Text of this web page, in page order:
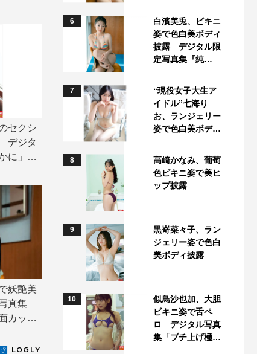
セクシ
デジタ
に」誌
妖艶美
真集
カット
6
白濱美兎、ビキニ
姿で色白美ボディ
披露 デジタル限
定写真集『純…
7
“現役女子大生ア
イドル”七海り
お、ランジェリー
姿で色白美ボデ…
8
高崎かなみ、葡萄
色ビキニ姿で美ヒ
ップ披露
9
黒嵜菜々子、ラン
ジェリー姿で色白
美ボディ披露
10
似鳥沙也加、大胆
ビキニ姿で舌ペ
ロ デジタル写真
集「ブチ上げ極…